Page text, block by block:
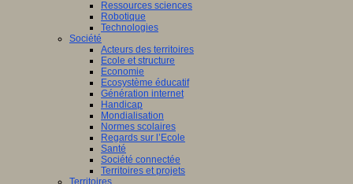
Ressources sciences
Robotique
Technologies
Société
Acteurs des territoires
Ecole et structure
Economie
Ecosystème éducatif
Génération internet
Handicap
Mondialisation
Normes scolaires
Regards sur l’Ecole
Santé
Société connectée
Territoires et projets
Territoires